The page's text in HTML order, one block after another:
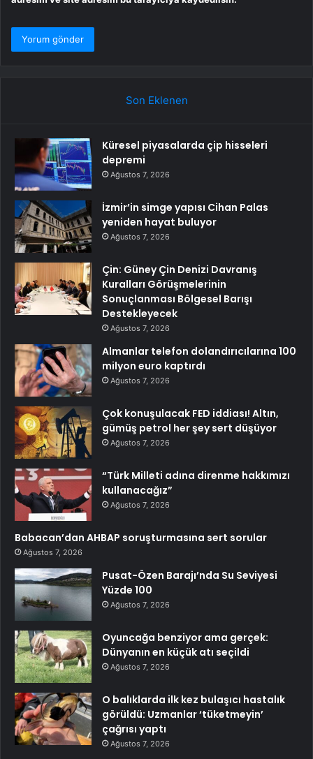
Son Eklenen
Küresel piyasalarda çip hisseleri
depremi
Ağustos 7, 2026
İzmir’in simge yapısı Cihan Palas
yeniden hayat buluyor
Ağustos 7, 2026
Çin: Güney Çin Denizi Davranış
Kuralları Görüşmelerinin
Sonuçlanması Bölgesel Barışı
Destekleyecek
Ağustos 7, 2026
Almanlar telefon dolandırıcılarına 100
milyon euro kaptırdı
Ağustos 7, 2026
Çok konuşulacak FED iddiası! Altın,
gümüş petrol her şey sert düşüyor
Ağustos 7, 2026
“Türk Milleti adına direnme hakkımızı
kullanacağız”
Ağustos 7, 2026
Babacan’dan AHBAP soruşturmasına sert sorular
Ağustos 7, 2026
Pusat-Özen Barajı’nda Su Seviyesi
Yüzde 100
Ağustos 7, 2026
Oyuncağa benziyor ama gerçek:
Dünyanın en küçük atı seçildi
Ağustos 7, 2026
O balıklarda ilk kez bulaşıcı hastalık
görüldü: Uzmanlar ‘tüketmeyin’
çağrısı yaptı
Ağustos 7, 2026